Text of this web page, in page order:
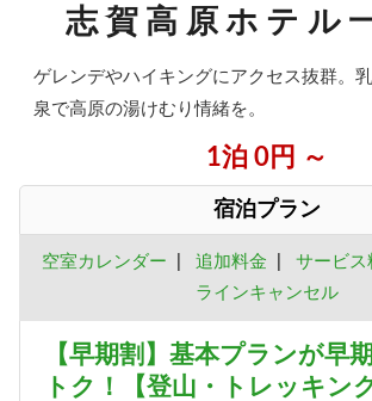
志賀高原ホテル
ゲレンデやハイキングにアクセス抜群。
泉で高原の湯けむり情緒を。
1泊 0円 ～
宿泊プラン
空室カレンダー 追加料金 サービス
ラインキャンセル
【早期割】基本プランが早
トク！【登山・トレッキン